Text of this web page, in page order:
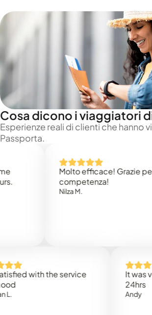
Cosa dicono i viaggiatori
Esperienze reali di clienti che hanno
Passporta.
Molto efficace! Grazie per la
competenza!
Nilza M.
with the service
It was very